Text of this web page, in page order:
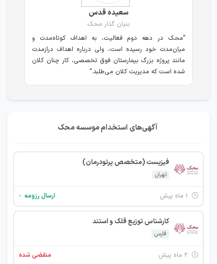
سعیده قدس
بنیان گذار محک
"محک در دهه دوم فعالیت، به اهداف کوتاه‌مدت و
میان‌مدت خود رسیده است، ولی درباره اهداف درازمدت
مانند پروژه بزرگ بیمارستان فوق تخصصی، کار چنان کلان
شده است که مدیریت کلان می‌طلبد."
آگهی‌های استخدام موسسه محک
فیزیست (متخصص پرتودرمان)
تهران
ارسال رزومه
کارشناس توزیع قلک و استند
فارس
منقضی شده